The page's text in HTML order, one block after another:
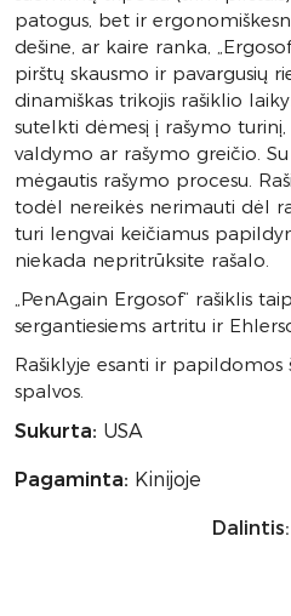
patogus, bet ir
dešine, ar kaire ranka,
pirštų skausmo ir pavargusių
dinamiškas trikojis rašiklio
sutelkti dėmesį į rašymo
valdymo ar rašymo greičio. Su
mėgautis rašymo procesu.
todėl nereikės nerimauti dėl
turi lengvai keičiamus
niekada nepritrūksite rašalo.
„PenAgain Ergosof“ rašiklis
sergantiesiems artritu ir
Rašiklyje esanti ir papildomos
spalvos.
Sukurta: USA
Pagaminta: Kinijoje